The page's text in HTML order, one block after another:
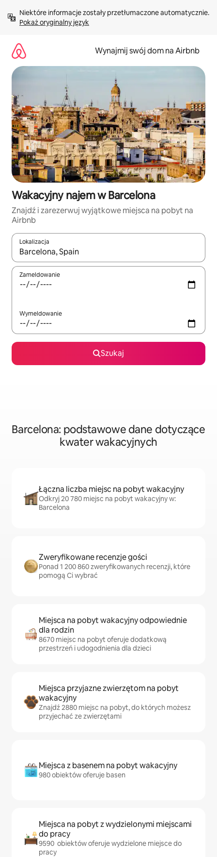
treści Pokaż oryginalny język
Wynajmij swój dom na Airbnb
Wakacyjny najem w Barcelona
Znajdź i zarezerwuj wyjątkowe miejsca na pobyt na
Airbnb
Lokalizacja
Gdy wyniki będą dostępne, możesz poruszać się po nich za
Zameldowanie
Wymeldowanie
Szukaj
Barcelona: podstawowe dane dotyczące
kwater wakacyjnych
Łączna liczba miejsc na pobyt wakacyjny
Odkryj 20 780 miejsc na pobyt wakacyjny w:
Barcelona
Zweryfikowane recenzje gości
Ponad 1 200 860 zweryfikowanych recenzji, które
pomogą Ci wybrać
Miejsca na pobyt wakacyjny odpowiednie
dla rodzin
8670 miejsc na pobyt oferuje dodatkową
przestrzeń i udogodnienia dla dzieci
Miejsca przyjazne zwierzętom na pobyt
wakacyjny
Znajdź 2880 miejsc na pobyt, do których możesz
przyjechać ze zwierzętami
Miejsca z basenem na pobyt wakacyjny
980 obiektów oferuje basen
Miejsca na pobyt z wydzielonymi miejscami
do pracy
9590 obiektów oferuje wydzielone miejsce do
pracy